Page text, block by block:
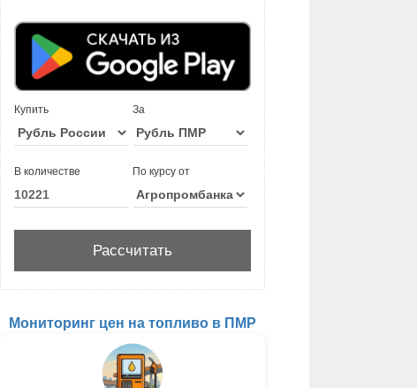
Купить За
В количестве По курсу от
Мониторинг цен на топливо в ПМР